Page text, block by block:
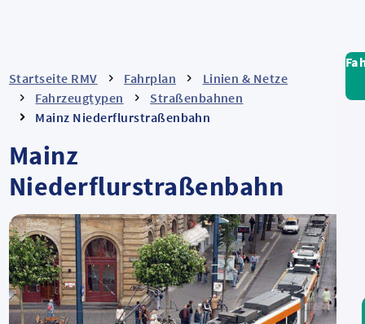
Startseite RMV Fahrplan
Linien & Netze
Fahrzeugtypen
Straßenbahnen
Mainz Niederflurstraßenbahn
Mainz
Niederflurstraßenbahn